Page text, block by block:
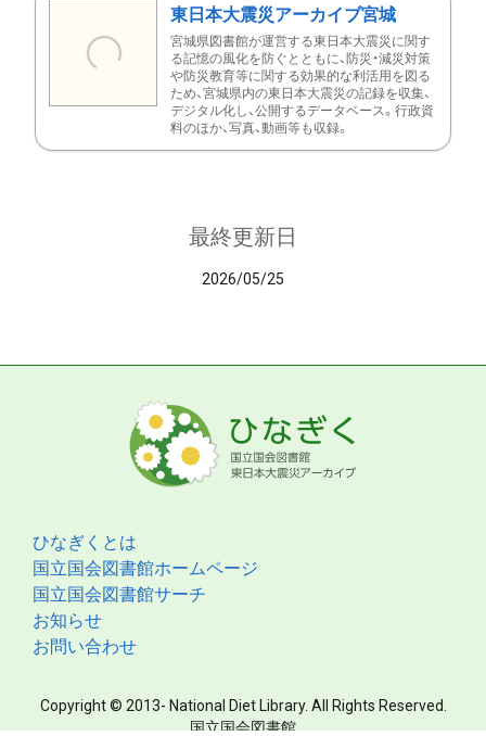
東日本大震災アーカイブ宮城
宮城県図書館が運営する東日本大震災に関す
る記憶の風化を防ぐとともに、防災・減災対策
や防災教育等に関する効果的な利活用を図る
ため、宮城県内の東日本大震災の記録を収集、
デジタル化し、公開するデータベース。行政資
料のほか、写真、動画等も収録。
最終更新日
2026/05/25
ひなぎくとは
国立国会図書館ホームページ
国立国会図書館サーチ
お知らせ
お問い合わせ
Copyright © 2013- National Diet Library. All Rights Reserved.